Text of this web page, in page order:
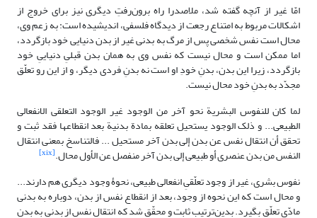
امّا غیر از آنچه گفته شد، ملاصدرا راه برون‌رفتِ دیگری نیز برای خروج از
اشکالات مربوط به امتناع رجعت از دیدگاه فلسفی، اندیشیده است: به زعم وی،
محال است نفس شخصی پس از مرگ به بدنی غیر از بدن دنیایی خود بازگردد،
اما ممکن است و محال نیست که نفس وی به همان بدن قبلیِ دنیاییِ خود
بازگردد، زیرا این بدن، بدنِ خودِ او است نه بدنِ فردی دیگر، و از این رو تعلّق
مجدّد به بدنِ خود محال نیست.
لما کان للنفوس البشریة نحو آخر من الوجود غیر الوجود التعلقی الانفعالی
الطبیعی... و ذلک الوجود یستحیل تعلقه بمادة بدنیة بعد انقطاعها فقد ثبت و
تحقق أن انتقال نفس عن بدن إلى بدن آخر مستحیل ... فالتناسخ بمعنی انتقال
النفس من بدن عنصری أو طبیعی إلى بدن آخر منفصل عن الأول محال‏.[xix]
نفوس بشری، غیر از وجود تعلّقیِ انفعالی طبیعی، نحوۀ وجود دیگری هم دارند...
و محال است که این نحوه از وجود، بعد از انقطاع نفس از بدن، دوباره به بدنی
مادّی تعلّق بگیرد. بدین‌ترتیب ثابت و محقّق شد که انتقال نفس از بدنی به بدن